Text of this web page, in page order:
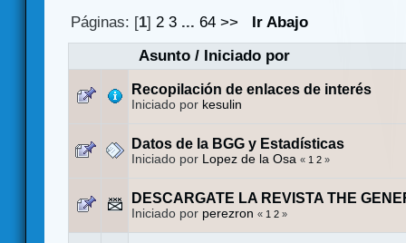
Páginas: [1]2 3 ...64 >>
Ir Abajo
Asunto/ Iniciado por
Recopilación de enlaces de interés
Iniciado por kesulin
Datos de la BGG y Estadísticas
Iniciado por Lopez de la Osa « 1 2 »
DESCARGATE LA REVISTA THE
Iniciado por perezron « 1 2 »